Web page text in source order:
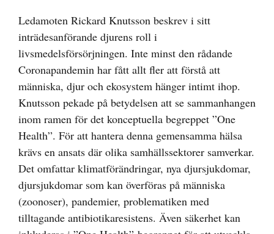
Ledamoten Rickard Knutsson beskrev i sitt
inträdesanförande djurens roll i
livsmedelsförsörjningen. Inte minst den rådande
Coronapandemin har fått allt fler att förstå att
människa, djur och ekosystem hänger intimt ihop.
Knutsson pekade på betydelsen att se sammanhangen
inom ramen för det konceptuella begreppet ”One
Health”. För att hantera denna gemensamma hälsa
krävs en ansats där olika samhällssektorer samverkar.
Det omfattar klimatförändringar, nya djursjukdomar,
djursjukdomar som kan överföras på människa
(zoonoser), pandemier, problematiken med
tilltagande antibiotikaresistens. Även säkerhet kan